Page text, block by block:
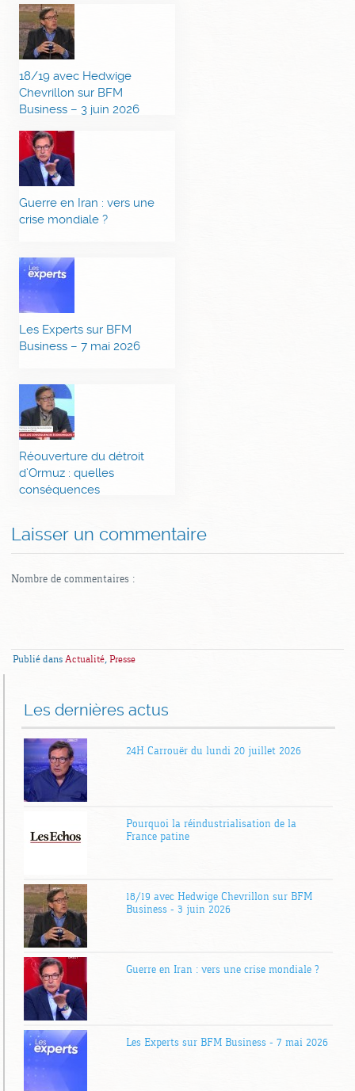
18/19 avec Hedwige
Chevrillon sur BFM
Business – 3 juin 2026
Guerre en Iran : vers une
crise mondiale ?
Les Experts sur BFM
Business – 7 mai 2026
Réouverture du détroit
d’Ormuz : quelles
conséquences
Laisser un commentaire
Nombre de commentaires :
Publié dans Actualité ,Presse
Les dernières actus
24H Carrouër du lundi 20 juillet 2026
Pourquoi la réindustrialisation de la
France patine
18/19 avec Hedwige Chevrillon sur BFM
Business – 3 juin 2026
Guerre en Iran : vers une crise mondiale ?
Les Experts sur BFM Business – 7 mai 2026